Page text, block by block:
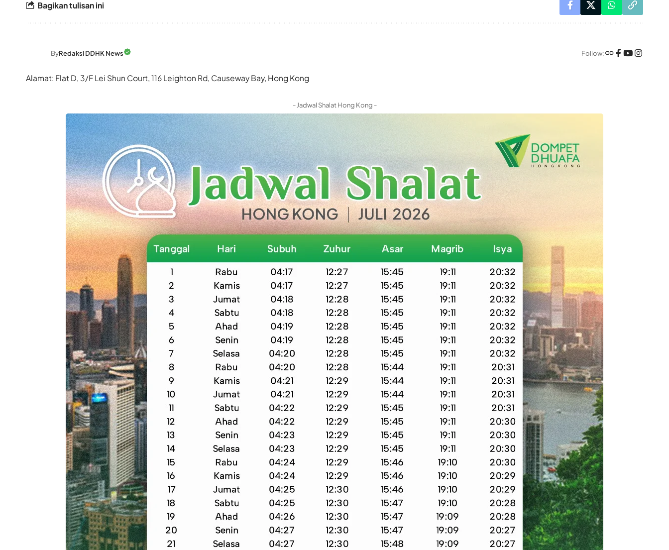
Bagikan tulisan ini
ByRedaksi DDHK News Follow:
Alamat: Flat D, 3/F Lei Shun Court, 116 Leighton Rd, Causeway Bay, Hong Kong
- Jadwal Shalat Hong Kong -